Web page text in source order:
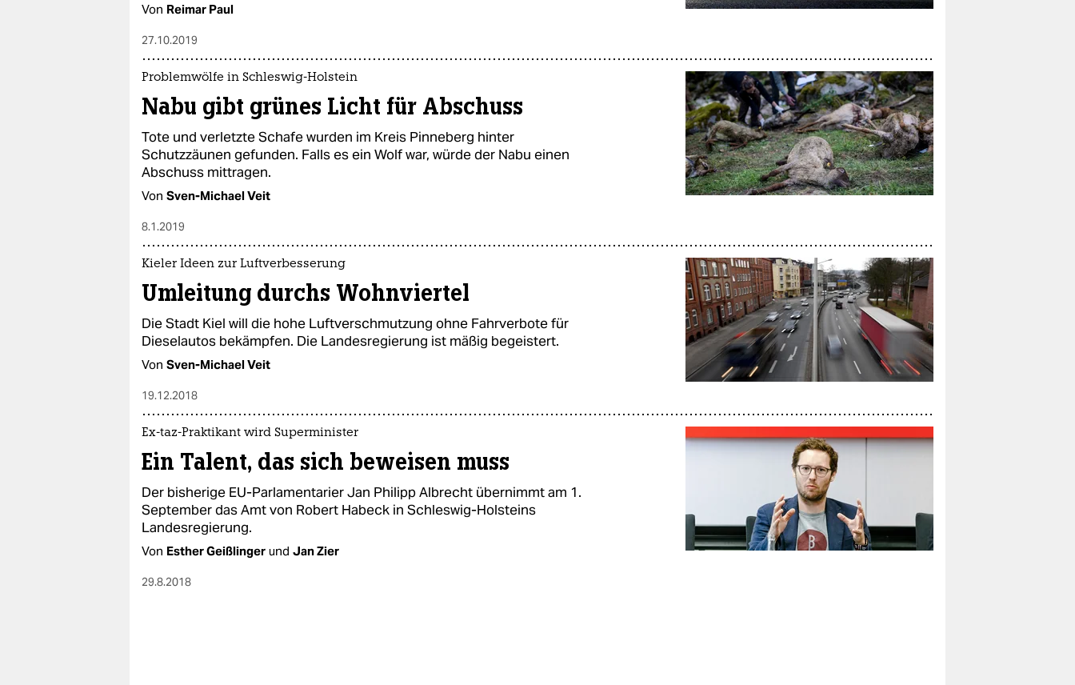
Von Reimar Paul
27.10.2019
Problemwölfe in Schleswig-Holstein
Nabu gibt grünes Licht für Abschuss
Tote und verletzte Schafe wurden im Kreis Pinneberg hinter
Schutzzäunen gefunden. Falls es ein Wolf war, würde der Nabu einen
Abschuss mittragen.
Von Sven-Michael Veit
8.1.2019
Kieler Ideen zur Luftverbesserung
Umleitung durchs Wohnviertel
Die Stadt Kiel will die hohe Luftverschmutzung ohne Fahrverbote für
Dieselautos bekämpfen. Die Landesregierung ist mäßig begeistert.
Von Sven-Michael Veit
19.12.2018
Ex-taz-Praktikant wird Superminister
Ein Talent, das sich beweisen muss
Der bisherige EU-Parlamentarier Jan Philipp Albrecht übernimmt am 1.
September das Amt von Robert Habeck in Schleswig-Holsteins
Landesregierung.
Von Esther Geißlinger und Jan Zier
29.8.2018